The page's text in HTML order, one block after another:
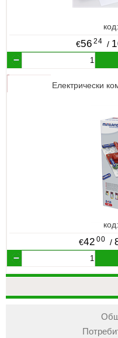
код:
€56 24 /
Електрически
код:
€42 00 /